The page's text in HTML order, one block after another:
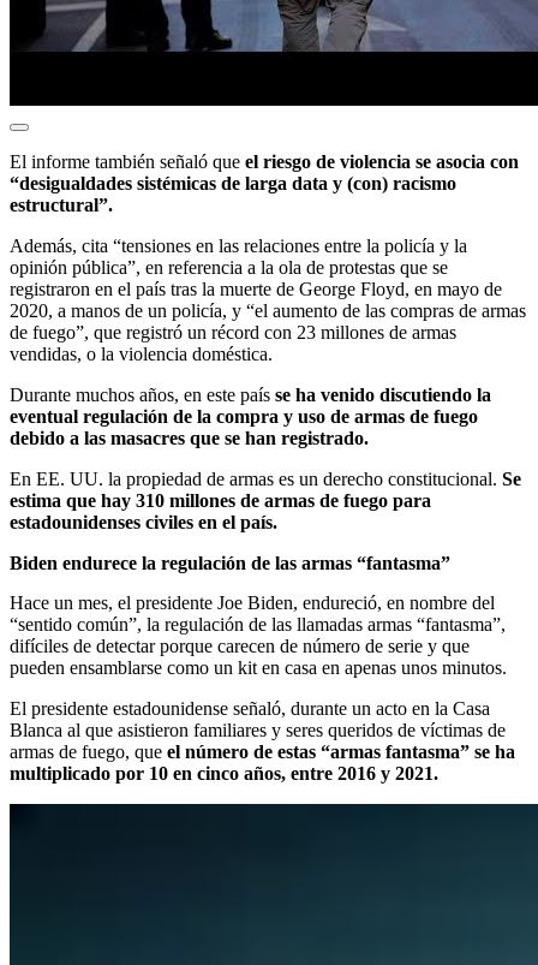
El informe también señaló que el riesgo de violencia se asocia con
“desigualdades sistémicas de larga data y (con) racismo
estructural”.
Además, cita “tensiones en las relaciones entre la policía y la
opinión pública”, en referencia a la ola de protestas que se
registraron en el país tras la muerte de George Floyd, en mayo de
2020, a manos de un policía, y “el aumento de las compras de armas
de fuego”, que registró un récord con 23 millones de armas
vendidas, o la violencia doméstica.
Durante muchos años, en este país se ha venido discutiendo la
eventual regulación de la compra y uso de armas de fuego
debido a las masacres que se han registrado.
En EE. UU. la propiedad de armas es un derecho constitucional. Se
estima que hay 310 millones de armas de fuego para
estadounidenses civiles en el país.
Biden endurece la regulación de las armas “fantasma”
Hace un mes, el presidente Joe Biden, endureció, en nombre del
“sentido común”, la regulación de las llamadas armas “fantasma”,
difíciles de detectar porque carecen de número de serie y que
pueden ensamblarse como un kit en casa en apenas unos minutos.
El presidente estadounidense señaló, durante un acto en la Casa
Blanca al que asistieron familiares y seres queridos de víctimas de
armas de fuego, que el número de estas “armas fantasma” se ha
multiplicado por 10 en cinco años, entre 2016 y 2021.